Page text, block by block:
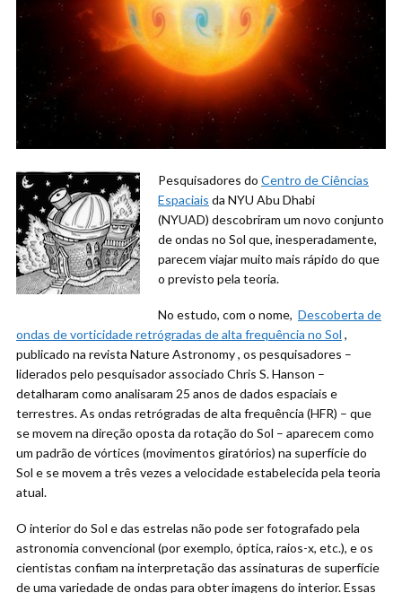
Pesquisadores do Centro de Ciências
Espaciais da NYU Abu Dhabi
(NYUAD) descobriram um novo conjunto
de ondas no Sol que, inesperadamente,
parecem viajar muito mais rápido do que
o previsto pela teoria.
No estudo, com o nome, Descoberta de
ondas de vorticidade retrógradas de alta frequência no Sol ,
publicado na revista Nature Astronomy , os pesquisadores –
liderados pelo pesquisador associado Chris S. Hanson –
detalharam como analisaram 25 anos de dados espaciais e
terrestres. As ondas retrógradas de alta frequência (HFR) – que
se movem na direção oposta da rotação do Sol – aparecem como
um padrão de vórtices (movimentos giratórios) na superfície do
Sol e se movem a três vezes a velocidade estabelecida pela teoria
atual.
O interior do Sol e das estrelas não pode ser fotografado pela
astronomia convencional (por exemplo, óptica, raios-x, etc.), e os
cientistas confiam na interpretação das assinaturas de superfície
de uma variedade de ondas para obter imagens do interior. Essas